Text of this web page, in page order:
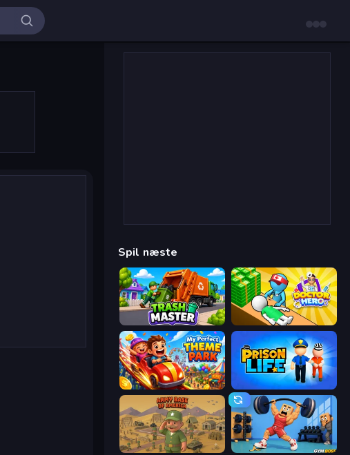
Spil næste
Trash Master Doctor Hero
My Perfect Theme Park Prison Life
Army Base Of America Gym Boss